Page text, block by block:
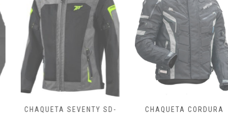
CHAQUETA SEVENTY SD-
CHAQUETA CORDURA